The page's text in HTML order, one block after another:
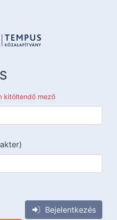
kitöltendő mező
Bejelentkezés